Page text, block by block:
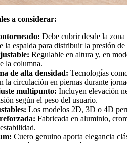
a considerar:
Debe cubrir desde la
la espalda para distribuir la presión
Regulable en altura y, en
la columna.
de alta densidad: Tecnologías
la circulación en piernas durante
multipunto: Incluyen elevación
según el peso del usuario.
Los modelos 2D, 3D o 4D
Fabricada en aluminio,
Cuero genuino aporta elegancia